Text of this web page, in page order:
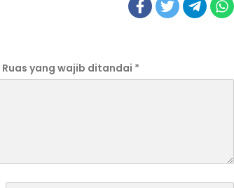
Ruas yang wajib ditandai *